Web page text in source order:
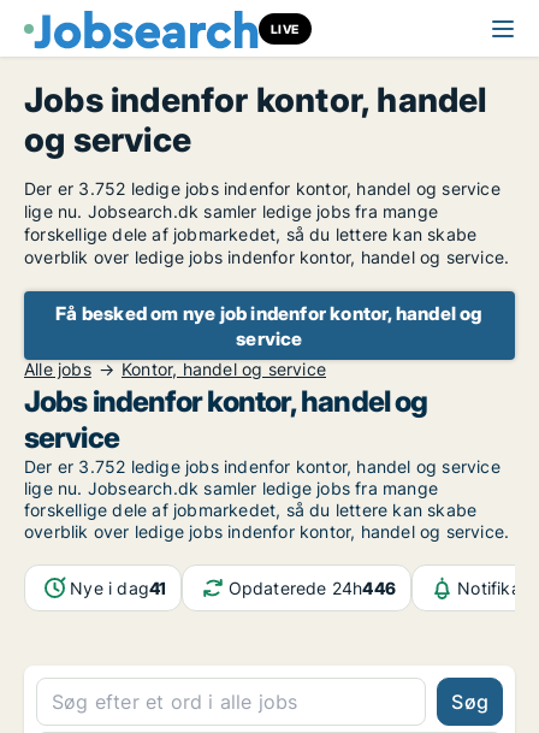
LIVE
Jobs indenfor kontor, handel
og service
Der er 3.752 ledige jobs indenfor kontor, handel og service
lige nu. Jobsearch.dk samler ledige jobs fra mange
forskellige dele af jobmarkedet, så du lettere kan skabe
overblik over ledige jobs indenfor kontor, handel og service.
Få besked om nye job indenfor kontor, handel og
service
Alle jobs Kontor, handel og service
Jobs indenfor kontor, handel og
service
Der er 3.752 ledige jobs indenfor kontor, handel og service
lige nu. Jobsearch.dk samler ledige jobs fra mange
forskellige dele af jobmarkedet, så du lettere kan skabe
overblik over ledige jobs indenfor kontor, handel og service.
Nye i dag41 Opdaterede 24h446
Søg